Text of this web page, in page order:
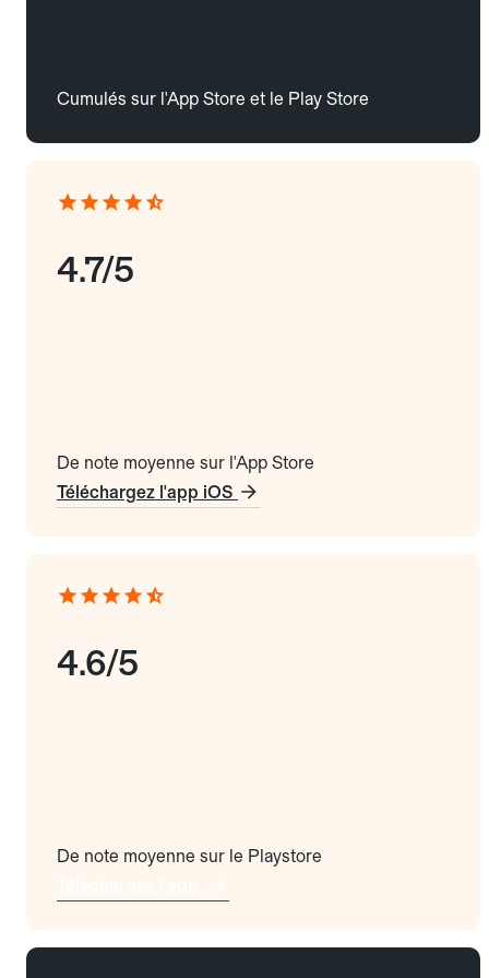
Cumulés sur l'App Store et le Play Store
4.7/5
De note moyenne sur l'App Store
Téléchargez l'app iOS
4.6/5
De note moyenne sur le Playstore